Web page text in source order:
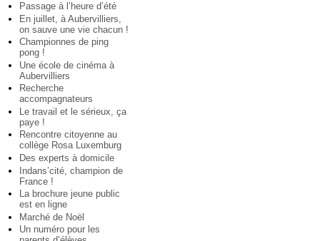
Passage à l’heure d’été
En juillet, à Aubervilliers,
on sauve une vie chacun !
Championnes de ping
pong !
Une école de cinéma à
Aubervilliers
Recherche
accompagnateurs
Le travail et le sérieux, ça
paye !
Rencontre citoyenne au
collège Rosa Luxemburg
Des experts à domicile
Indans’cité, champion de
France !
La brochure jeune public
est en ligne
Marché de Noël
Un numéro pour les